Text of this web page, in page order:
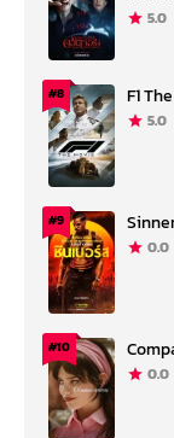
5.0
#8 F1
5.0
#9
0.0
#10
0.0